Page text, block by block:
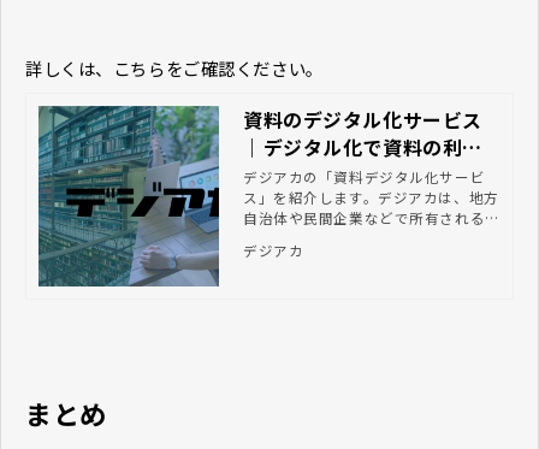
詳しくは、こちらをご確認ください。
資料のデジタル化サービス
｜デジタル化で資料の利活
用を推進するならデジアカ
デジアカの「資料デジタル化サービ
ス」を紹介します。デジアカは、地方
自治体や民間企業などで所有される貴
を一気通貫で支援します。
デジアカ
まとめ